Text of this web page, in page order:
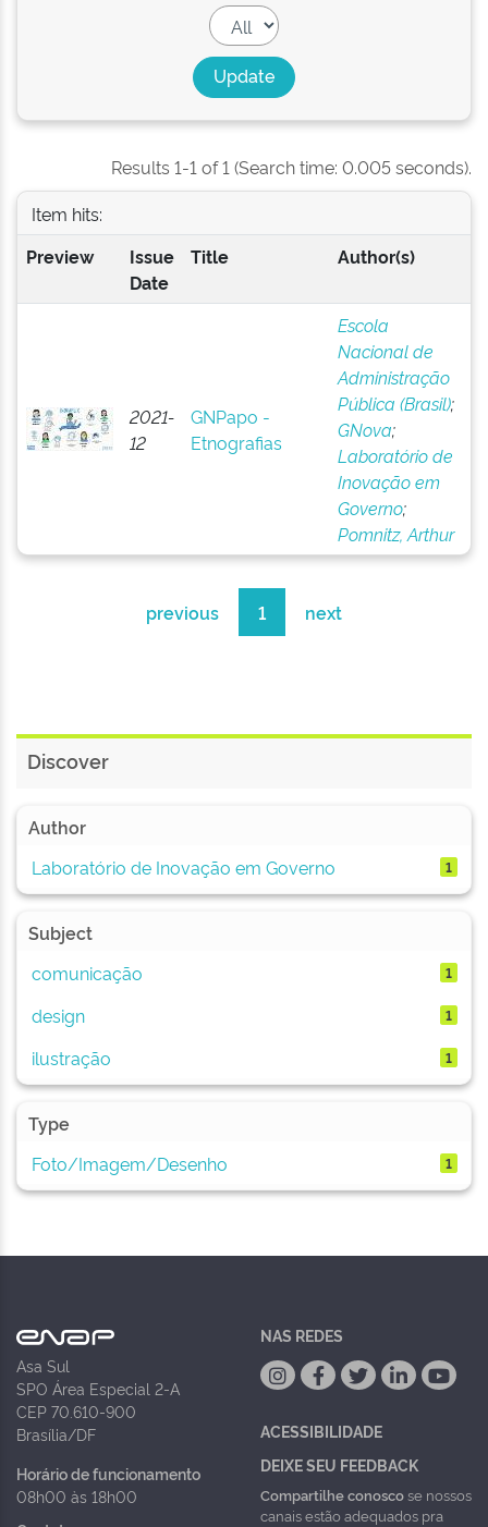
Results 1-1 of 1 (Search time: 0.005 seconds).
Item hits:
Preview
Issue
Date
Title Author(s)
2021-
12
GNPapo -
Etnografias
Escola
Nacional de
Administração
Pública (Brasil);
GNova;
Laboratório de
Inovação em
Governo;
Pomnitz, Arthur
previous 1 next
Discover
Author
Laboratório de Inovação em Governo
1
Subject
comunicação
1
design 1
ilustração 1
Type
Foto/Imagem/Desenho
1
Asa Sul
SPO Área Especial 2-A
CEP 70.610-900
Brasília/DF
Horário de funcionamento
08h00 às 18h00
NAS REDES
ACESSIBILIDADE
DEIXE SEU FEEDBACK
Compartilhe conoscose nossos
canais estão adequados pra